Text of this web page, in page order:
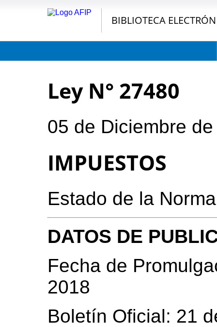
BIBLIOTECA
Ley N° 27480
05 de Diciembre
IMPUESTOS
Estado de la
DATOS DE
Fecha de
2018
Boletín Oficial: 21